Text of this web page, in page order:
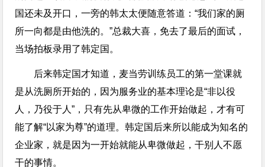
国还未及开口，一旁的韩太太便随意答道：“我们家的厕
所一向都是由他洗的。”总裁大喜，免去了最后的面试，
当场拍板录用了韩定国。
后来韩定国才知道，麦当劳训练员工的第一堂课就
是从洗厕所开始的，因为服务业的基本理论是“非以役
人，乃役于人”，只有先从卑微的工作开始做起，才有可
能了解“以家为尊”的道理。韩定国后来所以能成为知名的
企业家，就是因为一开始就能从卑微做起，干别人不愿
干的事情。